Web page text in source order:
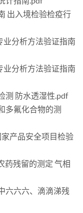
出入境检验检疫行
业分析方法验证指南
业分析方法验证指南
测 防水透湿性.pdf
多氟化合物的测
家产品安全项目检验
药残留的测定 气相
六六六、滴滴涕残